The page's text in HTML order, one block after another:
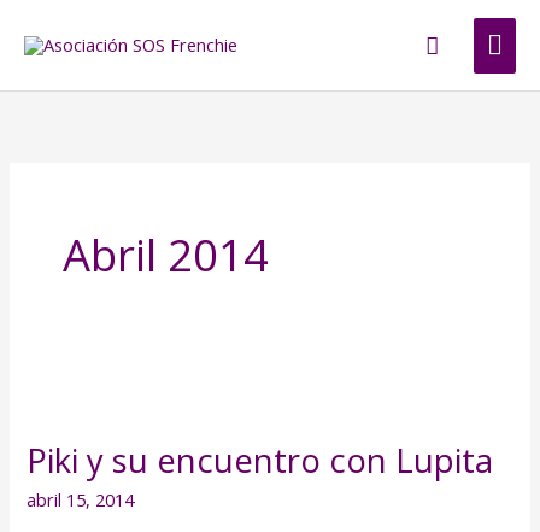
Buscar
Abril 2014
Piki y su encuentro con Lupita
abril 15, 2014
su
encuentro